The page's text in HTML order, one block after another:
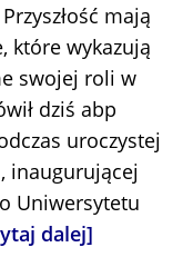
Przyszłość mają
które wykazują
swojej roli w
dziś abp
uroczystej
inaugurującej
Uniwersytetu
dalej]